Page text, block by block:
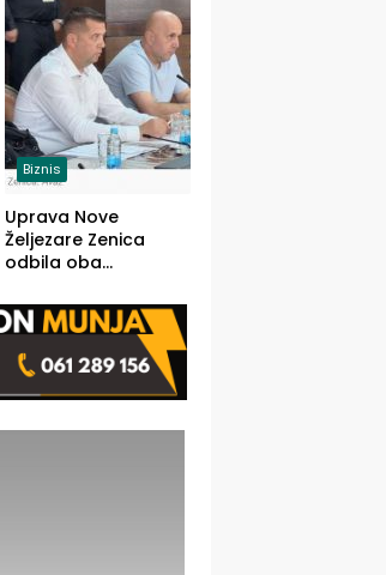
Biznis
Uprava Nove
Željezare Zenica
odbila oba
FBiH: Ustrajni da je
stečaj jedino rješenje